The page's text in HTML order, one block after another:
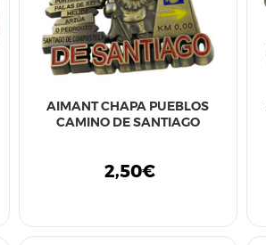
AIMANT CHAPA PUEBLOS
CAMINO DE SANTIAGO
2,50€